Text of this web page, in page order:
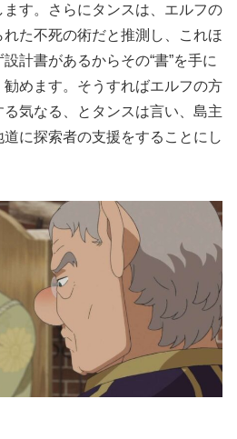
す。さらにタンスは、エルフの
た不死の術だと推測し、これほ
計書があるからその“書”を手に
めます。そうすればエルフの方
気なる、とタンスは言い、島主
に探索者の支援をすることにし